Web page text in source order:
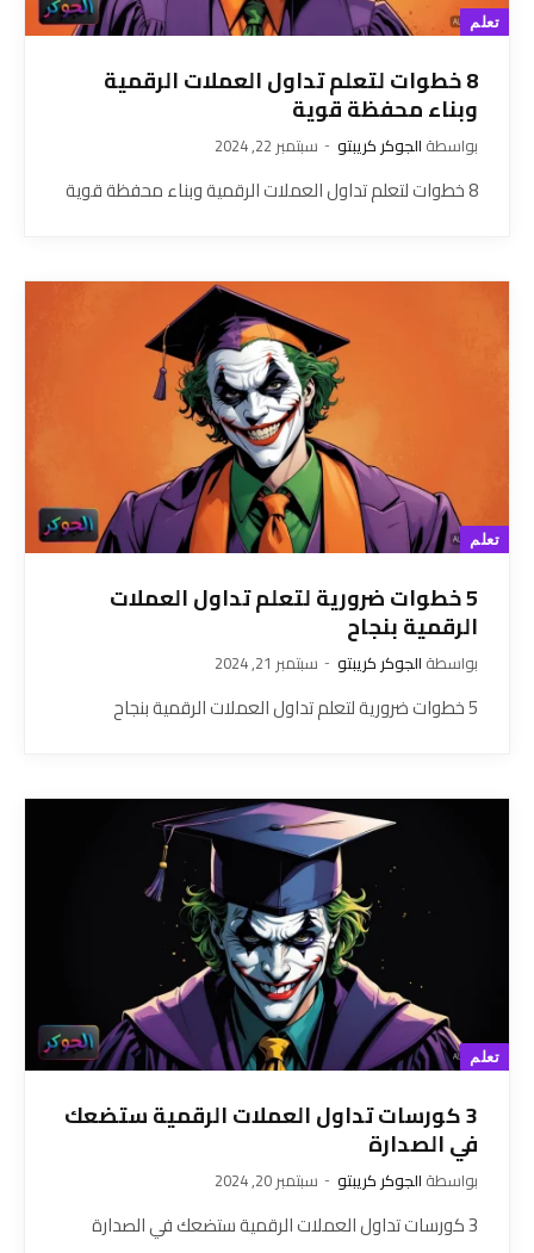
تعلم
8 خطوات لتعلم تداول العملات الرقمية
وبناء محفظة قوية
بواسطة الجوكر كريبتو سبتمبر 22, 2024
8 خطوات لتعلم تداول العملات الرقمية وبناء محفظة قوية
تعلم
5 خطوات ضرورية لتعلم تداول العملات
الرقمية بنجاح
بواسطة الجوكر كريبتو سبتمبر 21, 2024
5 خطوات ضرورية لتعلم تداول العملات الرقمية بنجاح
تعلم
3 كورسات تداول العملات الرقمية ستضعك
في الصدارة
بواسطة الجوكر كريبتو سبتمبر 20, 2024
3 كورسات تداول العملات الرقمية ستضعك في الصدارة